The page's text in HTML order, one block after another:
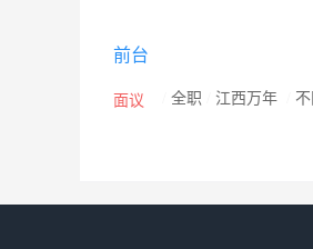
物――鹰潭金鹰名仕园，总投
街，总投资2800万元，现已
前台
面议 全职 江西万年